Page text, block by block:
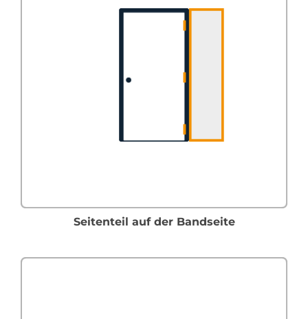
Seitenteil auf der Bandseite